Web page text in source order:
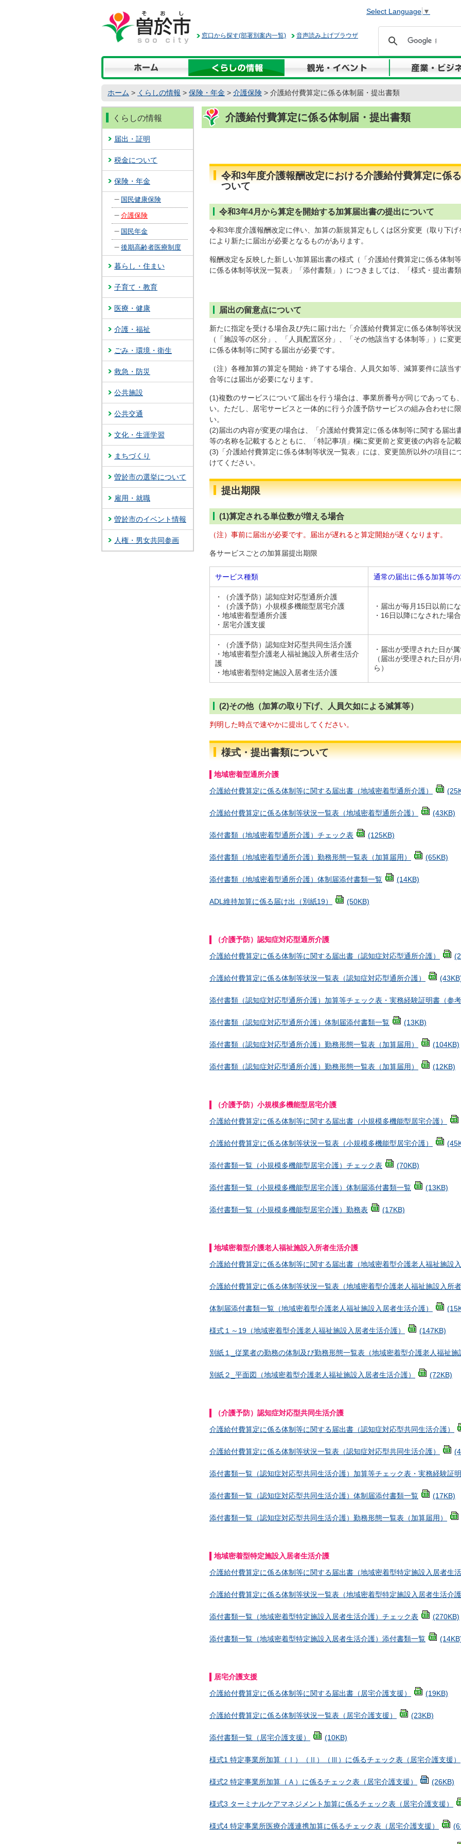
文
へ
動
音声読み上げブラウザ
窓口から探す(部署別案内一覧)
Select Language ▼
ホーム > くらしの情報 > 保険・年金 > 介護保険 > 介護給付費算定に係る体制届・提出書類
介護給付費算定に係る体制届・提出書類
令和3年度介護報酬改定における介護給付費算定に係
ついて
令和3年4月から算定を開始する加算届出書の提出について
令和3年度介護報酬改定に伴い、加算の新規算定もしくは区分変更（取り下
により新たに届出が必要となるものがあります。
報酬改定を反映した新しい加算届出書の様式（「介護給付費算定に係る体制
に係る体制等状況一覧表」「添付書類」）につきましては、「様式・提出書
届出の留意点について
新たに指定を受ける場合及び先に届け出た「介護給付費算定に係る体制等状
（「施設等の区分」、「人員配置区分」、「その他該当する体制等」）に変
に係る体制等に関する届出が必要です。
（注）各種加算の算定を開始・終了する場合、人員欠如等、減算要件に該当
合等には届出が必要になります。
(1)複数のサービスについて届出を行う場合は、事業所番号が同じであっても
い。ただし、居宅サービスと一体的に行う介護予防サービスの組み合わせに
い。
(2)届出の内容が変更の場合は、「介護給付費算定に係る体制等に関する届出
等の名称を記載するとともに、「特記事項」欄に変更前と変更後の内容を記
(3)「介護給付費算定に係る体制等状況一覧表」には、変更箇所以外の項目に
けてください。
提出期限
(1)算定される単位数が増える場合
（注）事前に届出が必要です。届出が遅れると算定開始が遅くなります。
各サービスごとの加算届提出期限
サービス種類 通常の届出に係る加算等
・（介護予防）認知症対応型通所介護
・（介護予防）小規模多機能型居宅介護
・地域密着型通所介護
・居宅介護支援
・届出が毎月15日以前に
・16日以降になされた場
・（介護予防）認知症対応型共同生活介護
・地域密着型介護老人福祉施設入所者生活介
護
・地域密着型特定施設入居者生活介護
・届出が受理された日が
（届出が受理された日が
ら）
(2)その他（加算の取り下げ、人員欠如による減算等）
判明した時点で速やかに提出してください。
様式・提出書類について
地域密着型通所介護
介護給付費算定に係る体制等に関する届出書（地域密着型通所介護）
介護給付費算定に係る体制等状況一覧表（地域密着型通所介護） (43KB)
添付書類（地域密着型通所介護）チェック表 (125KB)
添付書類（地域密着型通所介護）勤務形態一覧表（加算届用） (65KB)
添付書類（地域密着型通所介護）体制届添付書類一覧 (14KB)
ADL維持加算に係る届け出（別紙19） (50KB)
（介護予防）認知症対応型通所介護
介護給付費算定に係る体制等に関する届出書（認知症対応型通所介護）
介護給付費算定に係る体制等状況一覧表（認知症対応型通所介護）
添付書類（認知症対応型通所介護）加算等チェック表・実務経験証明書（参
添付書類（認知症対応型通所介護）体制届添付書類一覧 (13KB)
添付書類（認知症対応型通所介護）勤務形態一覧表（加算届用） (104KB)
添付書類（認知症対応型通所介護）勤務形態一覧表（加算届用） (12KB)
（介護予防）小規模多機能型居宅介護
介護給付費算定に係る体制等に関する届出書（小規模多機能型居宅介護）
介護給付費算定に係る体制等状況一覧表（小規模多機能型居宅介護）
添付書類一覧（小規模多機能型居宅介護）チェック表 (70KB)
添付書類一覧（小規模多機能型居宅介護）体制届添付書類一覧 (13KB)
添付書類一覧（小規模多機能型居宅介護）勤務表 (17KB)
地域密着型介護老人福祉施設入所者生活介護
介護給付費算定に係る体制等に関する届出書（地域密着型介護老人福祉施設
介護給付費算定に係る体制等状況一覧表（地域密着型介護老人福祉施設入所
体制届添付書類一覧（地域密着型介護老人福祉施設入居者生活介護）
様式１～19（地域密着型介護老人福祉施設入居者生活介護） (147KB)
別紙１_従業者の勤務の体制及び勤務形態一覧表（地域密着型介護老人福祉
別紙２_平面図（地域密着型介護老人福祉施設入居者生活介護） (72KB)
（介護予防）認知症対応型共同生活介護
介護給付費算定に係る体制等に関する届出書（認知症対応型共同生活介護）
介護給付費算定に係る体制等状況一覧表（認知症対応型共同生活介護）
添付書類一覧（認知症対応型共同生活介護）加算等チェック表・実務経験証
添付書類一覧（認知症対応型共同生活介護）体制届添付書類一覧 (17KB)
添付書類一覧（認知症対応型共同生活介護）勤務形態一覧表（加算届用）
地域密着型特定施設入居者生活介護
介護給付費算定に係る体制等に関する届出書（地域密着型特定施設入居者生
介護給付費算定に係る体制等状況一覧表（地域密着型特定施設入居者生活介
添付書類一覧（地域密着型特定施設入居者生活介護）チェック表 (270KB)
添付書類一覧（地域密着型特定施設入居者生活介護）添付書類一覧
居宅介護支援
介護給付費算定に係る体制等に関する届出書（居宅介護支援）
(19KB)
介護給付費算定に係る体制等状況一覧表（居宅介護支援） (23KB)
添付書類一覧（居宅介護支援） (10KB)
様式1 特定事業所加算（Ⅰ）（Ⅱ）（Ⅲ）に係るチェック表（居宅介護支援）
様式2 特定事業所加算（Ａ）に係るチェック表（居宅介護支援） (26KB)
様式3 ターミナルケアマネジメント加算に係るチェック表（居宅介護支援）
様式4 特定事業所医療介護連携加算に係るチェック表（居宅介護支援）
くらしの情報
届出・証明
税金について
保険・年金
国民健康保険
介護保険
国民年金
後期高齢者医療制度
暮らし・住まい
子育て・教育
医療・健康
介護・福祉
ごみ・環境・衛生
救急・防災
公共施設
公共交通
文化・生涯学習
まちづくり
曽於市の選挙について
雇用・就職
曽於市のイベント情報
人権・男女共同参画